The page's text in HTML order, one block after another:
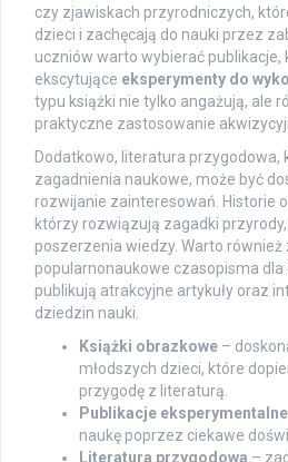
czy zjawiskach przyrodniczych,
dzieci i zachęcają do nauki przez
uczniów warto wybierać publikacje,
ekscytujące eksperymenty do
typu książki nie tylko angażują, ale
praktyczne zastosowanie
Dodatkowo, literatura przygodowa,
zagadnienia naukowe, może być
rozwijanie zainteresowań. Historie
którzy rozwiązują zagadki
poszerzenia wiedzy. Warto również
popularnonaukowe czasopisma
publikują atrakcyjne artykuły oraz
dziedzin nauki.
Książki obrazkowe –
młodszych dzieci, które
przygodę z literaturą.
Publikacje eksperymentalne
naukę poprzez ciekawe
Literatura przygodowa –